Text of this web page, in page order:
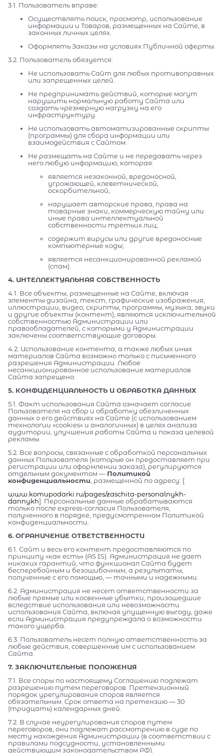
3.1. Пользователь вправе:
Осуществлять поиск, просмотр, использование
информации и Товаров, размещенных на Сайте, в
законных личных целях.
Оформлять Заказы на условиях Публичной оферты.
3.2. Пользователь обязуется:
Не использовать Сайт для любых противоправных
или запрещенных целей.
Не предпринимать действий, которые могут
нарушить нормальную работу Сайта или
создать чрезмерную нагрузку на его
инфраструктуру.
Не использовать автоматизированные скрипты
(программы) для сбора информации или
взаимодействия с Сайтом.
Не размещать на Сайте и не передавать через
него любую информацию, которая:
является незаконной, вредоносной,
угрожающей, клеветнической,
оскорбительной;
нарушает авторские права, права на
товарные знаки, коммерческую тайну или
иные права интеллектуальной
собственности третьих лиц;
содержит вирусы или другие вредоносные
компьютерные коды;
является несанкционированной рекламой
(спам).
4. ИНТЕЛЛЕКТУАЛЬНАЯ СОБСТВЕННОСТЬ
4.1. Все объекты, размещенные на Сайте, включая
элементы дизайна, текст, графические изображения,
иллюстрации, видео, скрипты, программы, музыка, звуки
и другие объекты (контент), являются исключительной
собственностью Администрации или
правообладателей, с которыми у Администрации
заключены соответствующие договоры.
4.2. Использование контента, а также любых иных
материалов Сайта возможно только с письменного
разрешения Администрации. Любое
несанкционированное использование материалов
Сайта запрещено.
5. КОНФИДЕНЦИАЛЬНОСТЬ И ОБРАБОТКА ДАННЫХ
5.1. Факт использования Сайта означает согласие
Пользователя на сбор и обработку обезличенных
данных о его действиях на Сайте (с использованием
технологии «cookies» и аналогичных) в целях анализа
аудитории, улучшения работы Сайта и показа целевой
рекламы.
5.2. Все вопросы, связанные с обработкой персональных
данных Пользователя (которые он предоставляет при
регистрации или оформлении заказа), регулируются
отдельным документом — Политикой
конфиденциальности, размещенной по адресу: [
www.komupodarki.ru/pages/zaschita-personalnykh-
dannykh]. Персональные данные обрабатываются
только после express-согласия Пользователя,
полученного в порядке, предусмотренном Политикой
конфиденциальности.
6. ОГРАНИЧЕНИЕ ОТВЕТСТВЕННОСТИ
6.1. Сайт и весь его контент предоставляются по
принципу «как есть» (AS IS). Администрация не дает
никаких гарантий, что функционал Сайта будет
бесперебойным и безошибочным, а результаты,
полученные с его помощью, — точными и надежными.
6.2. Администрация не несет ответственности за
любые прямые или косвенные убытки, произошедшие
вследствие использования или невозможности
использования Сайта, включая упущенную выгоду, даже
если Администрация предупреждала о возможности
такого ущерба.
6.3. Пользователь несет полную ответственность за
любые действия, совершенные им с использованием
Сайта.
7. ЗАКЛЮЧИТЕЛЬНЫЕ ПОЛОЖЕНИЯ
7.1. Все споры по настоящему Соглашению подлежат
разрешению путем переговоров. Претензионный
порядок урегулирования споров является
обязательным. Срок ответа на претензию — 30
(тридцать) календарных дней.
7.2. В случае неурегулирования споров путем
переговоров, они подлежат рассмотрению в суде по
месту нахождения Администрации (в соответствии с
правилами подсудности, установленными
действующим законодательством РФ).